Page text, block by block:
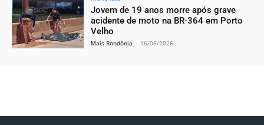
Jovem de 19 anos morre após grave
acidente de moto na BR-364 em Porto
Velho
Mais Rondônia - 16/06/2026